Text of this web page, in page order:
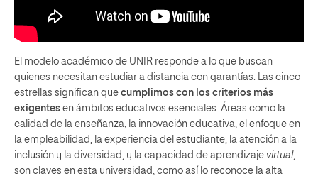
El modelo académico de UNIR responde a lo que buscan
quienes necesitan estudiar a distancia con garantías. Las cinco
estrellas significan que cumplimos con los criterios más
exigentes en ámbitos educativos esenciales. Áreas como la
calidad de la enseñanza, la innovación educativa, el enfoque en
la empleabilidad, la experiencia del estudiante, la atención a la
inclusión y la diversidad, y la capacidad de aprendizaje virtual,
son claves en esta universidad, como así lo reconoce la alta